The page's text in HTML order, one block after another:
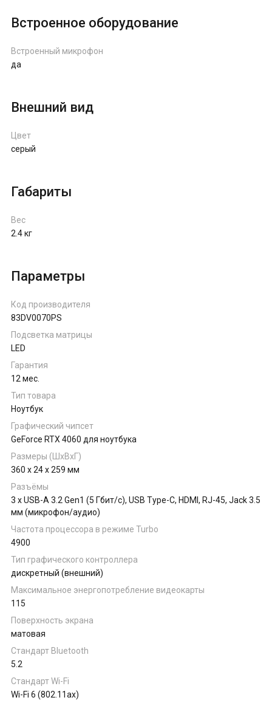
Встроенное оборудование
Встроенный микрофон
да
Внешний вид
Цвет
серый
Габариты
Вес
2.4 кг
Параметры
Код производителя
83DV0070PS
Подсветка матрицы
LED
Гарантия
12 мес.
Тип товара
Ноутбук
Графический чипсет
GeForce RTX 4060 для ноутбука
Размеры (ШхВхГ)
360 x 24 x 259 мм
Разъёмы
3 x USB-A 3.2 Gen1 (5 Гбит/с), USB Type-C, HDMI, RJ-45, Jack 3.5
мм (микрофон/аудио)
Частота процессора в режиме Turbo
4900
Тип графического контроллера
дискретный (внешний)
Максимальное энергопотребление видеокарты
115
Поверхность экрана
матовая
Стандарт Bluetooth
5.2
Стандарт Wi-Fi
Wi-Fi 6 (802.11ax)